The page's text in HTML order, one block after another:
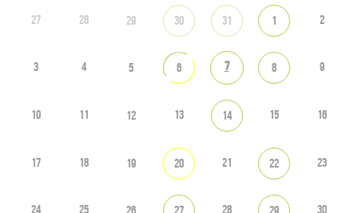
27 28 29 30 31 1 2
3 4 5 6 7 8 9
10 11 12 13 14 15 16
17 18 19 20 21 22 23
24 25 28 30